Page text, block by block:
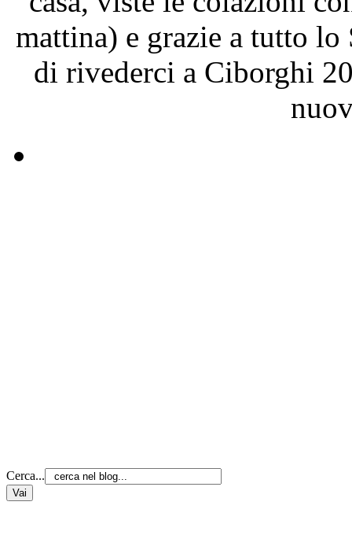
mattina) e grazie a tutto
di rivederci a Ciborghi
Cerca...